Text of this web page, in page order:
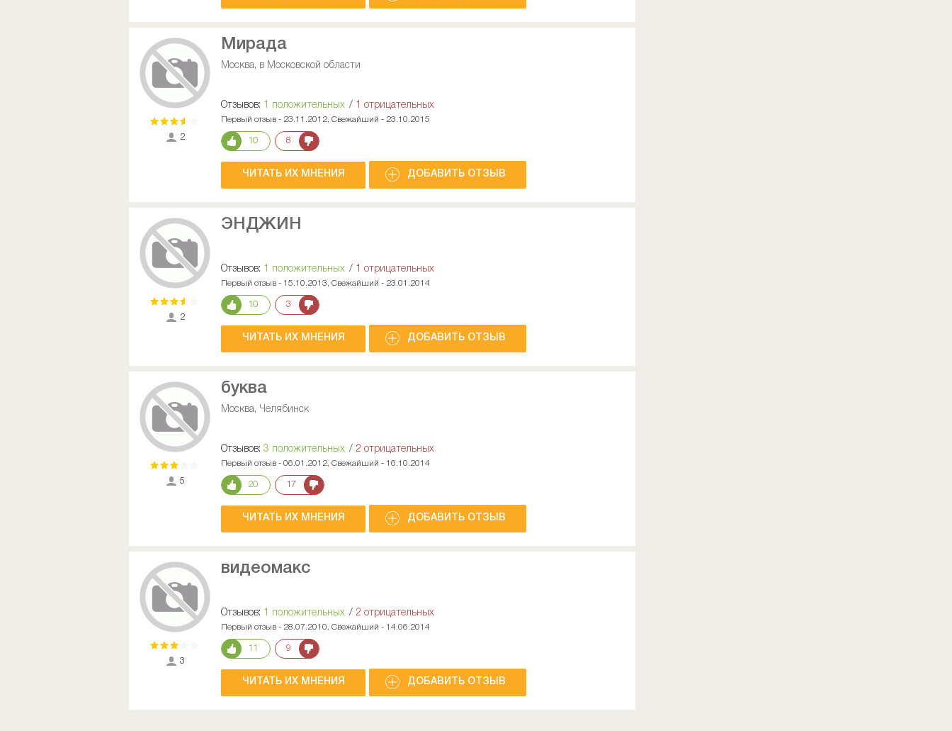
2
Мирада
Москва, в Московской области
Отзывов: 1 положительных / 1 отрицательных
Первый отзыв - 23.11.2012, Свежайший - 23.10.2015
10 8
ЧИТАТЬ ИХ МНЕНИЯ ДОБАВИТЬ ОТЗЫВ
2
ЭНДЖИН
Отзывов: 1 положительных / 1 отрицательных
Первый отзыв - 15.10.2013, Свежайший - 23.01.2014
10 3
ЧИТАТЬ ИХ МНЕНИЯ ДОБАВИТЬ ОТЗЫВ
5
буква
Москва, Челябинск
Отзывов: 3 положительных / 2 отрицательных
Первый отзыв - 06.01.2012, Свежайший - 16.10.2014
20 17
ЧИТАТЬ ИХ МНЕНИЯ ДОБАВИТЬ ОТЗЫВ
3
видеомакс
Отзывов: 1 положительных / 2 отрицательных
Первый отзыв - 28.07.2010, Свежайший - 14.06.2014
11 9
ЧИТАТЬ ИХ МНЕНИЯ ДОБАВИТЬ ОТЗЫВ